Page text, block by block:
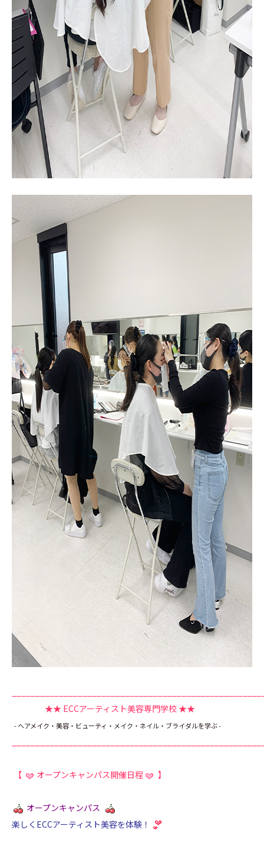
★★ ECCアーティスト美容専門学校 ★★
- ヘアメイク・美容・ビューティ・メイク・ネイル・ブライダルを学ぶ -
【 オープンキャンパス開催日程 】
オープンキャンパス
楽しくECCアーティスト美容を体験！